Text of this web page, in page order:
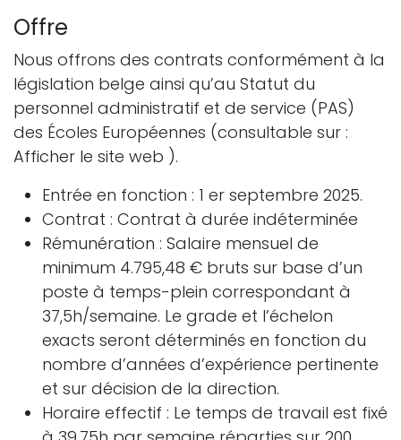
Offre
Nous offrons des contrats conformément à la
législation belge ainsi qu’au Statut du
personnel administratif et de service (PAS)
des Écoles Européennes (consultable sur :
Afficher le site web ).
Entrée en fonction : 1 er septembre 2025.
Contrat : Contrat à durée indéterminée
Rémunération : Salaire mensuel de
minimum 4.795,48 € bruts sur base d’un
poste à temps-plein correspondant à
37,5h/semaine. Le grade et l’échelon
exacts seront déterminés en fonction du
nombre d’années d’expérience pertinente
et sur décision de la direction.
Horaire effectif : Le temps de travail est fixé